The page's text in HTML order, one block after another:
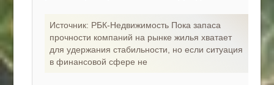
Источник: РБК-Недвижимость Пока запаса
прочности компаний на рынке жилья хватает
для удержания стабильности, но если ситуация
в финансовой сфере не